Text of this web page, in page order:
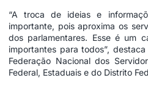
“A troca de ideias e
importante, pois aproxima os
dos parlamentares. Esse é um
importantes para todos”,
Federação Nacional dos
Federal, Estaduais e do Distrito